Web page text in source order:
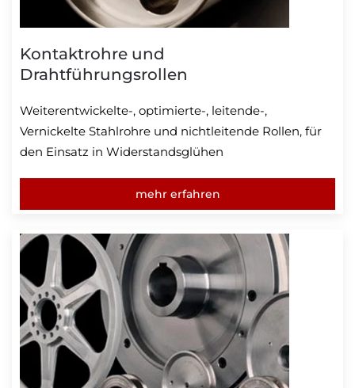
Kontaktrohre und
Drahtführungsrollen
Weiterentwickelte-, optimierte-, leitende-,
Vernickelte Stahlrohre und nichtleitende Rollen, für
den Einsatz in Widerstandsglühen
mehr erfahren